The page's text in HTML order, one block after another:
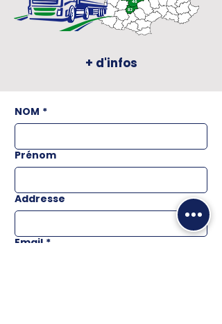
+ d'infos
NOM *
Prénom
Addresse
Email *